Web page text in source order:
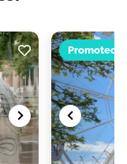
Promoted